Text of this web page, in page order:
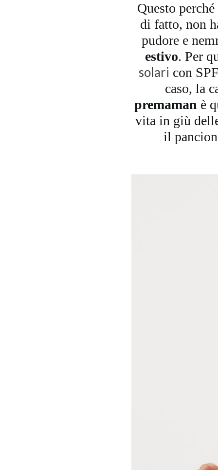
Questo
di fatto, non
pudore e
estivo. Per
solari con
caso, la
premaman è
vita in giù
il